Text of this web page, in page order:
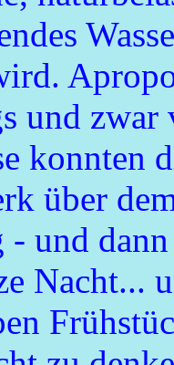
und
konnten
über
und
Nacht...